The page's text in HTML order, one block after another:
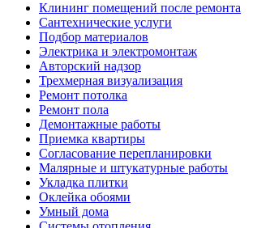
Клининг помещений после ремонта
Сантехнические услуги
Подбор материалов
Электрика и электромонтаж
Авторский надзор
Трехмерная визуализация
Ремонт потолка
Ремонт пола
Демонтажные работы
Приемка квартиры
Согласование перепланировки
Малярные и штукатурные работы
Укладка плитки
Оклейка обоями
Умный дома